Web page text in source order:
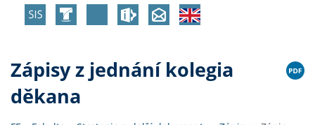
Zápisy z jednání kolegia
děkana